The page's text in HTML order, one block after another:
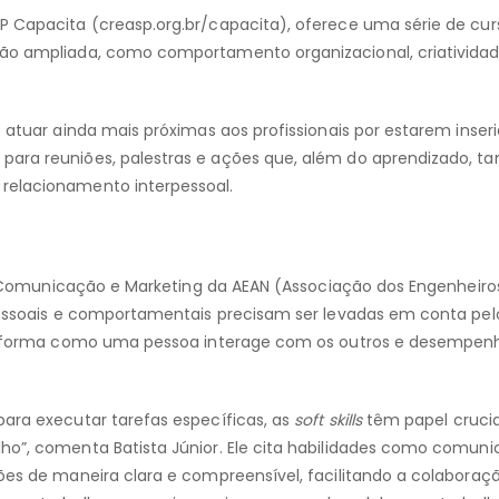
Capacita (creasp.org.br/capacita), oferece uma série de
ampliada, como comportamento organizacional,
ainda mais próximas aos profissionais por estarem
reuniões, palestras e ações que, além do aprendizado,
interpessoal.
e Marketing da AEAN (Associação dos
e comportamentais precisam ser levadas em conta
como uma pessoa interage com os outros e
executar tarefas específicas, as soft skillstêm papel
comenta Batista Júnior. Ele cita habilidades como
de maneira clara e compreensível, facilitando a